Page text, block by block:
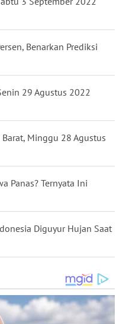
Benarkan Prediksi
29 Agustus 2022
Minggu 28 Agustus
Panas? Ternyata Ini
Diguyur Hujan Saat